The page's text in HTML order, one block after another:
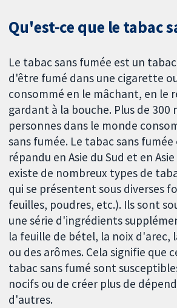
Qu'est-ce que le tabac
Le tabac sans fumée est un
d'être fumé dans une cigarette
consommé en le mâchant, en le
gardant à la bouche. Plus de 300
personnes dans le monde
sans fumée. Le tabac sans
répandu en Asie du Sud et en
existe de nombreux types de
qui se présentent sous diverses
feuilles, poudres, etc.). Ils sont
une série d'ingrédients
la feuille de bétel, la noix d'arec,
ou des arômes. Cela signifie que
tabac sans fumé sont
nocifs ou de créer plus de
d'autres.